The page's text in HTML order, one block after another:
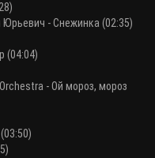
- Снежинка (02:35)
(04:04)
- Ой мороз, мороз